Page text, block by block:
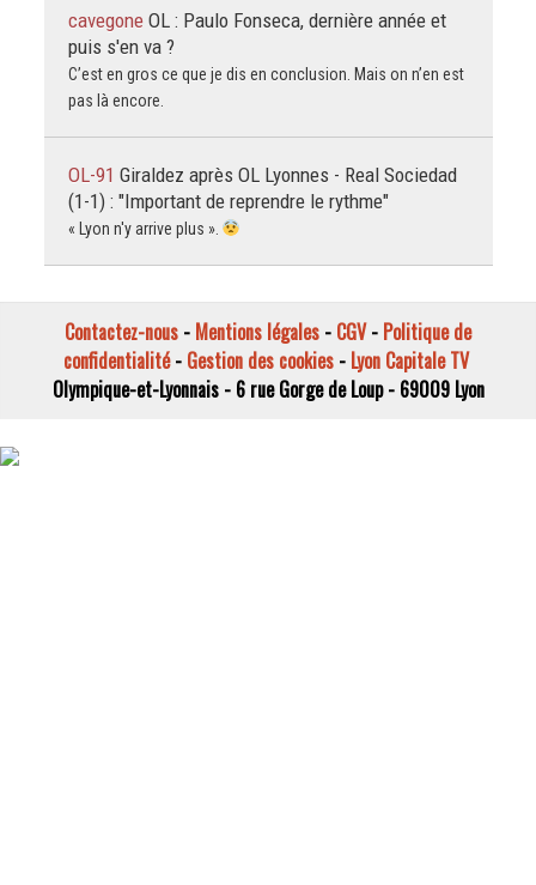
cavegone OL : Paulo Fonseca, dernière année et
puis s'en va ?
C’est en gros ce que je dis en conclusion. Mais on n’en est
pas là encore.
OL-91 Giraldez après OL Lyonnes - Real Sociedad
(1-1) : "Important de reprendre le rythme"
« Lyon n'y arrive plus ».
Contactez-nous - Mentions légales - CGV- Politique de
confidentialité- Gestion des cookies- Lyon Capitale TV
Olympique-et-Lyonnais - 6 rue Gorge de Loup - 69009 Lyon